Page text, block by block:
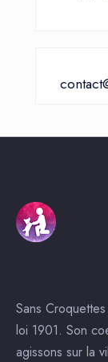
Sans
loi 1901. Son
agissons sur la